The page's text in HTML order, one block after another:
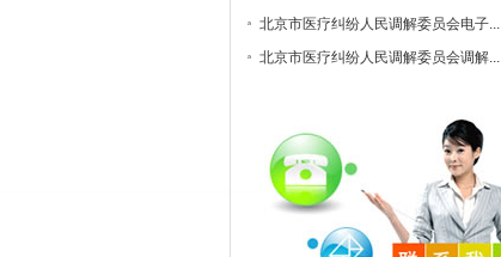
北京市医疗纠纷人民调解委员会电子...
北京市医疗纠纷人民调解委员会调解...